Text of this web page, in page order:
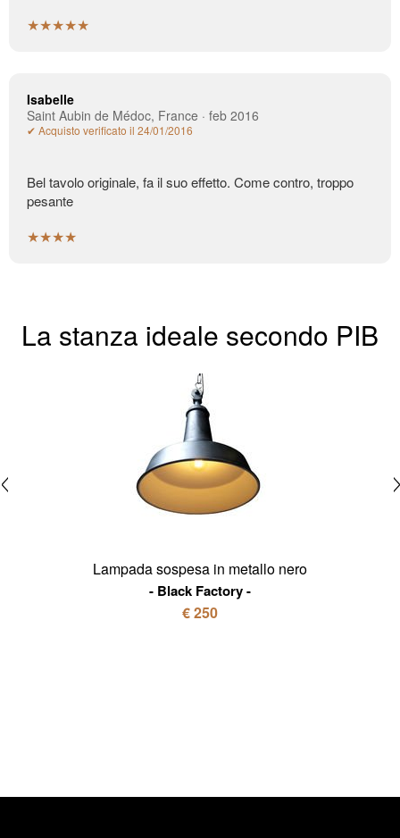
★★★★★
Isabelle
Saint Aubin de Médoc, France · feb 2016
✔ Acquisto verificato il 24/01/2016
Bel tavolo originale, fa il suo effetto. Come contro, troppo
pesante
★★★★
La stanza ideale secondo PIB
Lampada sospesa in metallo nero
Black Factory
€ 250